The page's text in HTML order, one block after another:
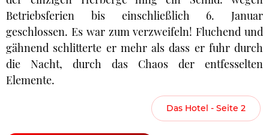
Betriebsferien bis einschließlich 6. Januar
geschlossen. Es war zum verzweifeln! Fluchend und
gähnend schlitterte er mehr als dass er fuhr durch
die Nacht, durch das Chaos der entfesselten
Elemente.
Das Hotel - Seite 2